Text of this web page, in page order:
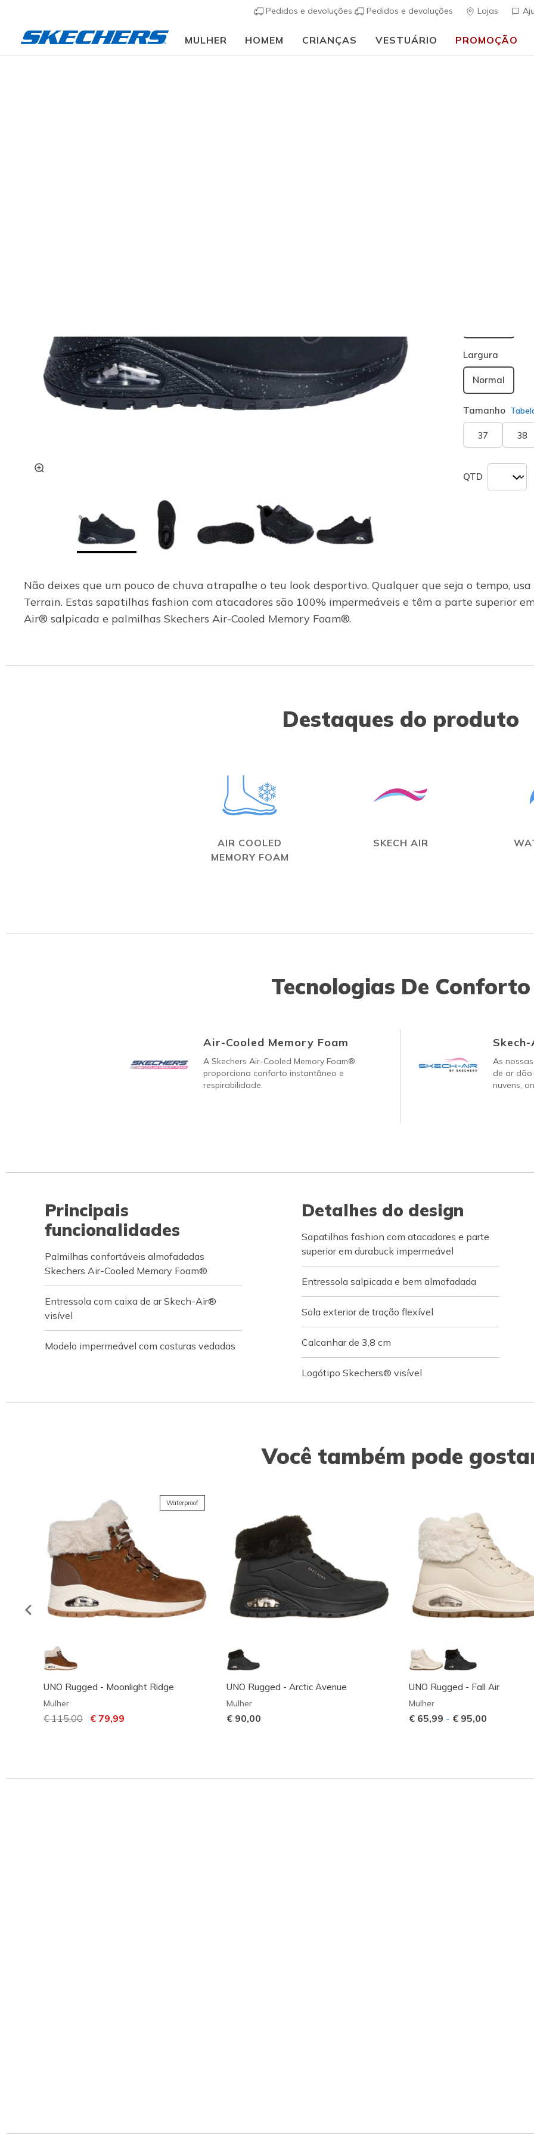
Pedidos e devoluções Pedidos e devoluções Lojas
MULHER HOMEM CRIANÇAS VESTUÁRIO PROMOÇÃO
Largura
Normal
Tamanho
37 38
QTD
Não deixes que um pouco de chuva atrapalhe o teu look desportivo. Qualquer que seja o tempo,
Terrain. Estas sapatilhas fashion com atacadores são 100% impermeáveis e têm a parte superior
Air® salpicada e palmilhas Skechers Air-Cooled Memory Foam®.
Destaques do produto
AIR COOLED
MEMORY FOAM
SKECH AIR
Tecnologias De Conforto
Air-Cooled Memory Foam
A Skechers Air-Cooled Memory Foam®
proporciona conforto instantâneo e
respirabilidade.
As
de ar
nuvens,
Principais
funcionalidades
Palmilhas confortáveis almofadadas
Skechers Air-Cooled Memory Foam®
Entressola com caixa de ar Skech-Air®
visível
Modelo impermeável com costuras vedadas
Detalhes do design
Sapatilhas fashion com atacadores e parte
superior em durabuck impermeável
Entressola salpicada e bem almofadada
Sola exterior de tração flexível
Calcanhar de 3,8 cm
Logótipo Skechers® visível
Você também pode
Waterproof
UNO Rugged - Moonlight Ridge
Mulher
Preço com desconto de
€ 115,00 para
€ 79,99
UNO Rugged - Arctic Avenue
Mulher
€ 90,00
UNO Rugged - Fall Air
Mulher
€ 65,99 - € 95,00